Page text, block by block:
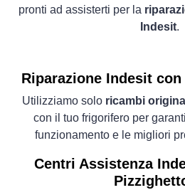
pronti ad assisterti per la
Indesit.
Riparazione Indesit
Utilizziamo solo ricambi
con il tuo frigorifero per
funzionamento e le migliori
Centri Assistenza